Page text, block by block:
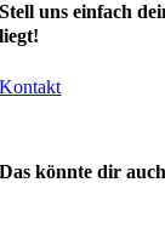
Stell uns einfach
liegt!
Kontakt
Das könnte dir